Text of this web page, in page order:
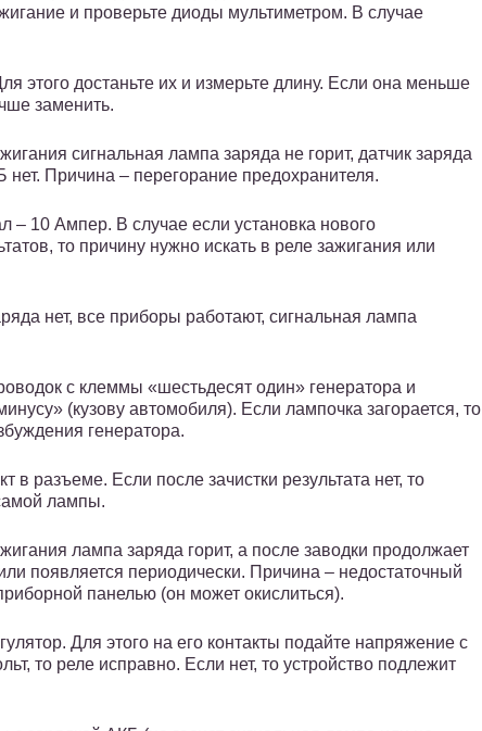
и проверьте диоды мультиметром. В случае
этого достаньте их и измерьте длину. Если она меньше
заменить.
сигнальная лампа заряда не горит, датчик заряда
нет. Причина – перегорание предохранителя.
– 10 Ампер. В случае если установка нового
то причину нужно искать в реле зажигания или
нет, все приборы работают, сигнальная лампа
с клеммы «шестьдесят один» генератора и
(кузову автомобиля). Если лампочка загорается, то
генератора.
в разъеме. Если после зачистки результата нет, то
лампы.
лампа заряда горит, а после заводки продолжает
появляется периодически. Причина – недостаточный
панелью (он может окислиться).
Для этого на его контакты подайте напряжение с
то реле исправно. Если нет, то устройство подлежит